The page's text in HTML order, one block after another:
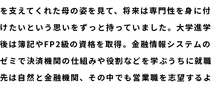
を支えてくれた母の姿を見て、将来は専門性を身に付
けたいという思いをずっと持っていました。大学進学
後は簿記やFP2級の資格を取得。金融情報システムの
ゼミで決済機関の仕組みや役割などを学ぶうちに就職
先は自然と金融機関、その中でも営業職を志望するよ